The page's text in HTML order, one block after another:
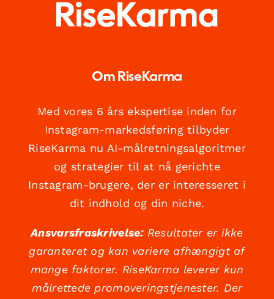
Om RiseKarma
Med vores 6 års ekspertise inden for
Instagram-markedsføring tilbyder
RiseKarma nu AI-målretningsalgoritmer
og strategier til at nå gerichte
Instagram-brugere, der er interesseret i
dit indhold og din niche.
Ansvarsfraskrivelse:Resultater er ikke
garanteret og kan variere afhængigt af
mange faktorer. RiseKarma leverer kun
målrettede promoveringstjenester. Der